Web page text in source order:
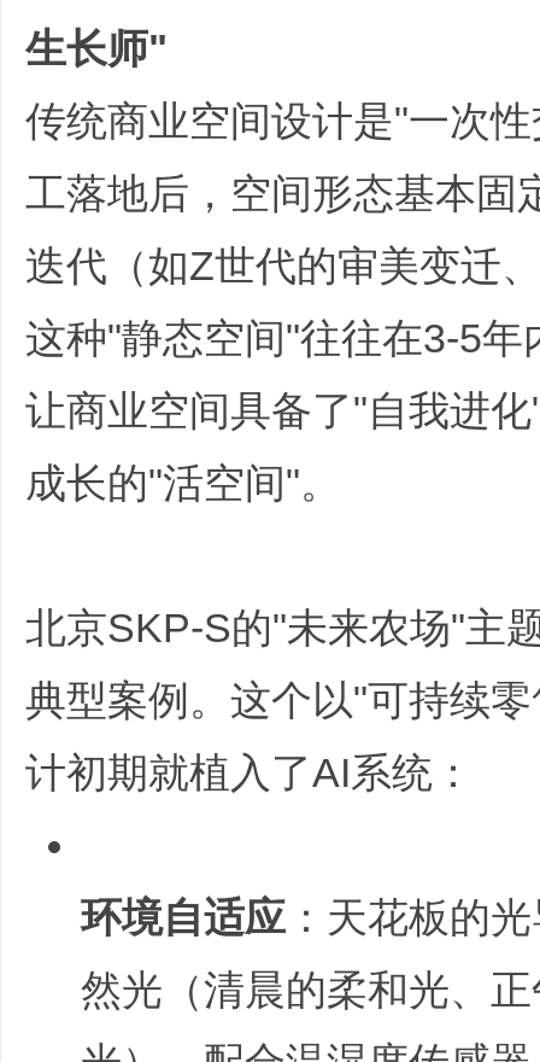
生长师"
传统商业空间设计是"一次
工落地后，空间形态基本固
迭代（如Z世代的审美变迁
这种"静态空间"往往在3-5
让商业空间具备了"自我进
成长的"活空间"。
北京SKP-S的"未来农场"主
典型案例。这个以"可持续
计初期就植入了AI系统：
环境自适应 ：天花板的
然光（清晨的柔和光、